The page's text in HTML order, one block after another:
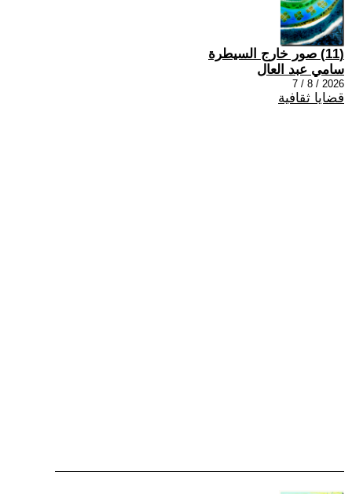
(11) صور خارج السيطرة
سامي عبد العال
2026 / 8 / 7
قضايا ثقافية